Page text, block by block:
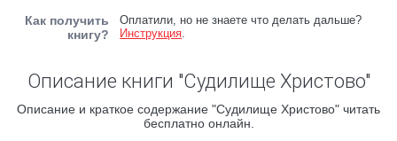
Как получить
книгу?
Оплатили, но не знаете что делать дальше?
Инструкция.
Описание книги "Судилище Христово"
Описание и краткое содержание "Судилище Христово" читать
бесплатно онлайн.